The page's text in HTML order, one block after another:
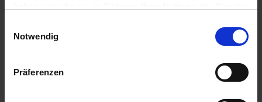
Notwendig
Präferenzen
PH Rodicum Mäuseköder